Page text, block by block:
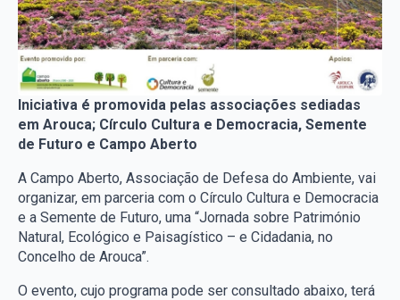
Iniciativa é promovida pelas associações sediadas
em Arouca; Círculo Cultura e Democracia, Semente
de Futuro e Campo Aberto
A Campo Aberto, Associação de Defesa do Ambiente, vai
organizar, em parceria com o Círculo Cultura e Democracia
e a Semente de Futuro, uma “Jornada sobre Património
Natural, Ecológico e Paisagístico – e Cidadania, no
Concelho de Arouca”.
O evento, cujo programa pode ser consultado abaixo, terá